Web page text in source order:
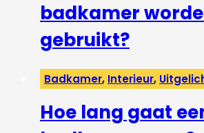
badkamer
gebruikt?
Badkamer, Interieur,
Hoe lang gaat